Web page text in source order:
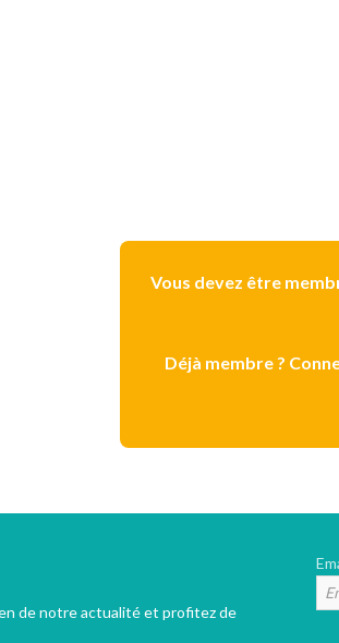
Vous devez être
Déjà membre ?
de notre actualité et profitez de